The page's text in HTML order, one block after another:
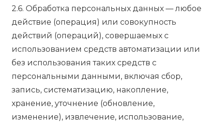
2.6. Обработка персональных данных — любое
действие (операция) или совокупность
действий (операций), совершаемых с
использованием средств автоматизации или
без использования таких средств с
персональными данными, включая сбор,
запись, систематизацию, накопление,
хранение, уточнение (обновление,
изменение), извлечение, использование,